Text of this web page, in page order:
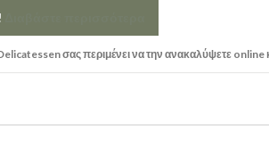
σας περιμένει να την ανακαλύψετε online